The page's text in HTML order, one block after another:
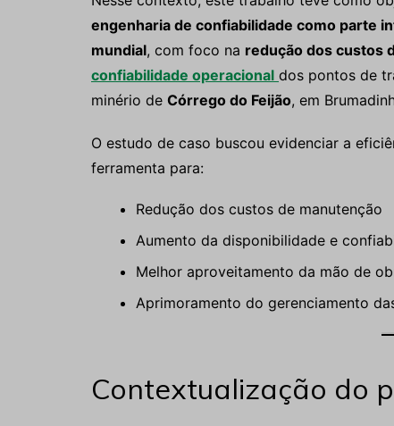
engenharia de confiabilidade como parte
mundial, com foco na redução dos custos
confiabilidade operacional dos pontos de
minério de Córrego do Feijão, em
O estudo de caso buscou evidenciar a
ferramenta para:
Redução dos custos de manutenção
Aumento da disponibilidade e
Melhor aproveitamento da mão de
Aprimoramento do gerenciamento
Contextualização do